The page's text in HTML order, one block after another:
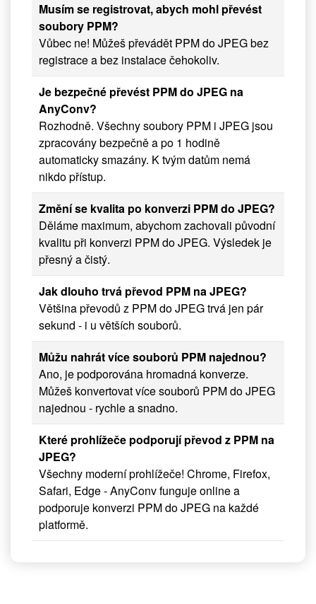
Musím se registrovat, abych mohl převést
soubory PPM?
Vůbec ne! Můžeš převádět PPM do JPEG bez
registrace a bez instalace čehokoliv.
Je bezpečné převést PPM do JPEG na
AnyConv?
Rozhodně. Všechny soubory PPM i JPEG jsou
zpracovány bezpečně a po 1 hodině
automaticky smazány. K tvým datům nemá
nikdo přístup.
Změní se kvalita po konverzi PPM do JPEG?
Děláme maximum, abychom zachovali původní
kvalitu při konverzi PPM do JPEG. Výsledek je
přesný a čistý.
Jak dlouho trvá převod PPM na JPEG?
Většina převodů z PPM do JPEG trvá jen pár
sekund - i u větších souborů.
Můžu nahrát více souborů PPM najednou?
Ano, je podporována hromadná konverze.
Můžeš konvertovat více souborů PPM do JPEG
najednou - rychle a snadno.
Které prohlížeče podporují převod z PPM na
JPEG?
Všechny moderní prohlížeče! Chrome, Firefox,
Safari, Edge - AnyConv funguje online a
podporuje konverzi PPM do JPEG na každé
platformě.